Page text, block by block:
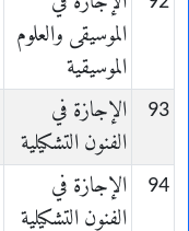
الموسيقى والعلوم
الموسيقية
93
الإجازة في
الفنون التشكيلية
94
الإجازة في
الفنون التشكيلية